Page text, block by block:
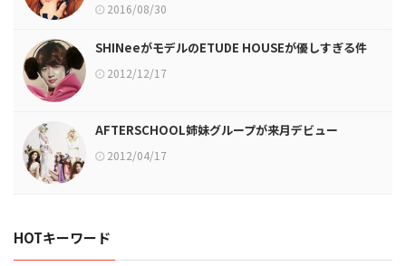
2016/08/30
SHINeeがモデルのETUDE HOUSEが優しすぎる件
2012/12/17
AFTERSCHOOL姉妹グループが来月デビュー
2012/04/17
HOTキーワード